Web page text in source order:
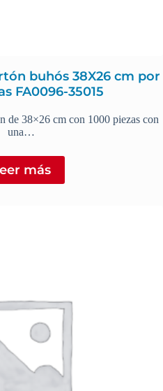
buhós 38X26 cm por
FA0096-35015
de 38×26 cm con 1000 piezas con
una…
más